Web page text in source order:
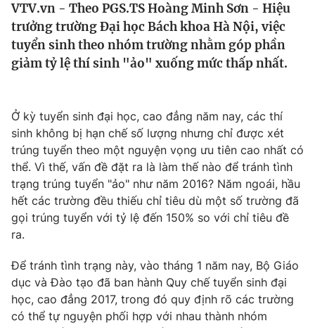
Thế giới
Tin tức
Câu chuyện quốc tế
Kinh tế
Thị trường
Góc doanh nghiệp
Dữ liệu và đời sống
Truyền hình
Phim VTV
Hậu trường
Nhân vật
Khán giả
Giải sao mai
Giải trí
Điện ảnh
Sao
Đời sống
Du lịch
Làm đẹp
Chất lượng cuộc sống
Giáo dục
Tuyển sinh
Công nghệ
VTV.vn - Theo PGS.TS Hoàng Minh Sơn - Hiệu
trưởng trường Đại học Bách khoa Hà Nội, việc
tuyển sinh theo nhóm trường nhằm góp phần
giảm tỷ lệ thí sinh "ảo" xuống mức thấp nhất.
Ở kỳ tuyển sinh đại học, cao đẳng năm nay, các thí
sinh không bị hạn chế số lượng nhưng chỉ được xét
trúng tuyển theo một nguyện vọng ưu tiên cao nhất có
thể. Vì thế, vấn đề đặt ra là làm thế nào để tránh tình
trạng trúng tuyển "ảo" như năm 2016? Năm ngoái, hầu
hết các trường đều thiếu chỉ tiêu dù một số trường đã
gọi trúng tuyển với tỷ lệ đến 150% so với chỉ tiêu đề
ra.
Để tránh tình trạng này, vào tháng 1 năm nay, Bộ Giáo
dục và Đào tạo đã ban hành Quy chế tuyển sinh đại
học, cao đẳng 2017, trong đó quy định rõ các trường
có thể tự nguyện phối hợp với nhau thành nhóm